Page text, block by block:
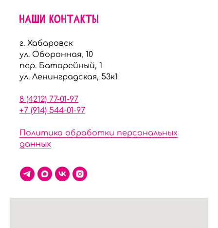
НАШИ КОНТАКТЫ
г. Хабаровск
ул. Оборонная, 10
пер. Батарейный, 1
ул. Ленинградская, 53к1
8 (4212) 77-01-97
+7 (914) 544-01-97
Политика обработки персональных
данных